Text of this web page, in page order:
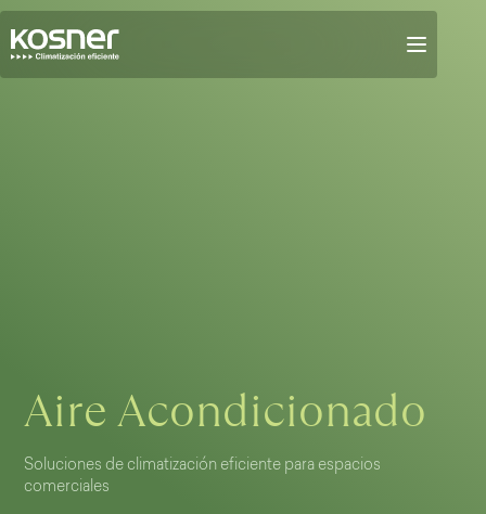
Aire Acondicionado
Soluciones de climatización eficiente para espacios
comerciales